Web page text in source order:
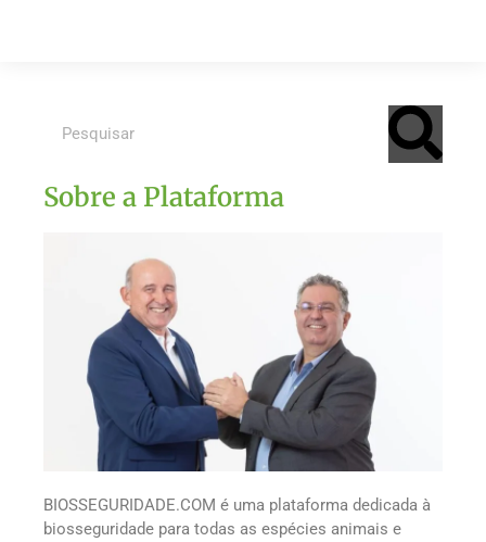
Sobre a Plataforma
BIOSSEGURIDADE.COM é uma plataforma dedicada à
biosseguridade para todas as espécies animais e